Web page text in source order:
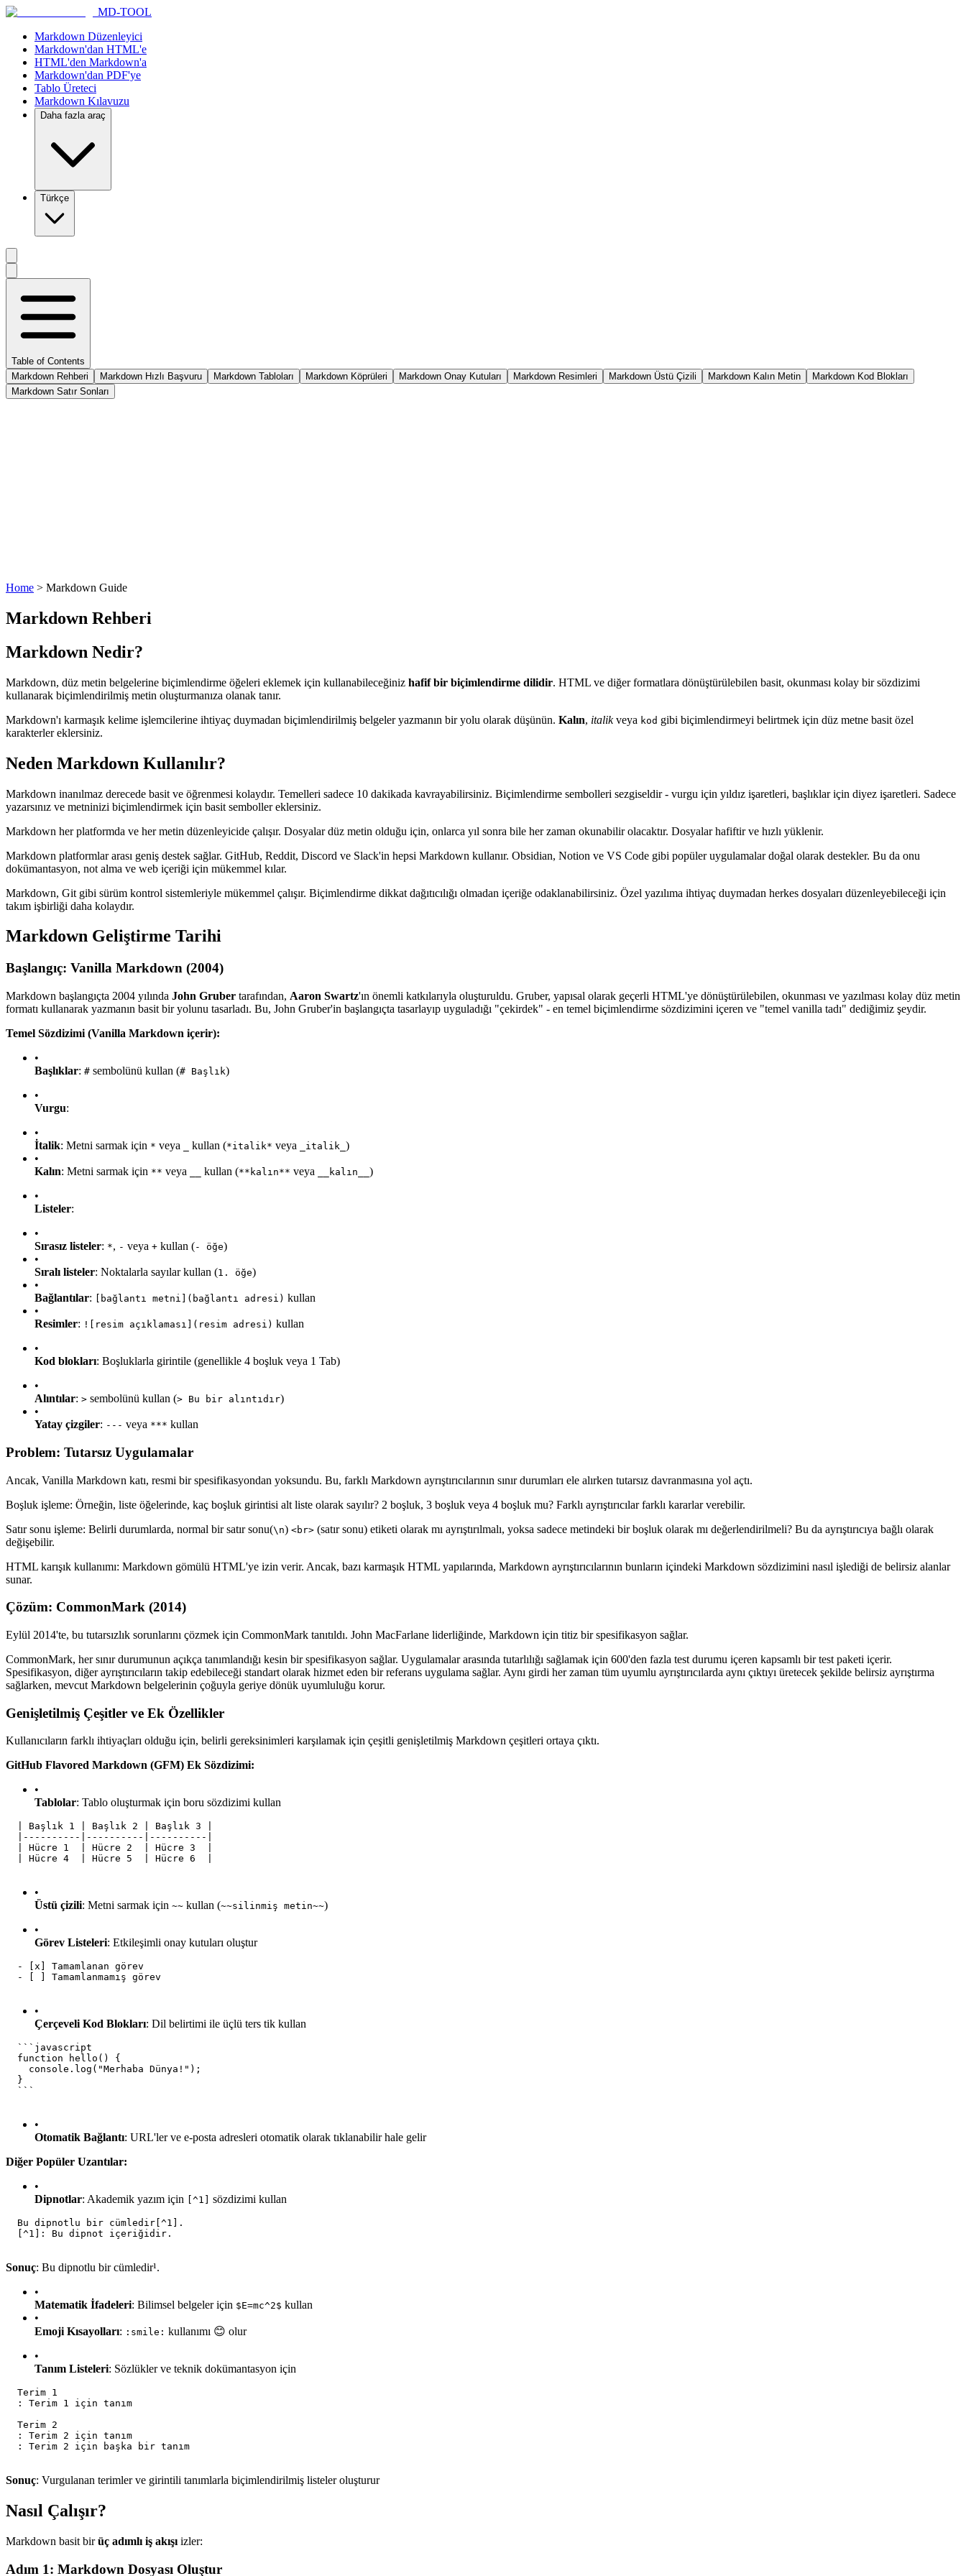
MD-TOOL
Markdown Düzenleyici
Markdown'dan HTML'e
HTML'den Markdown'a
Markdown'dan PDF'ye
Tablo Üreteci
Markdown Kılavuzu
Daha fazla araç
Türkçe
Table of Contents
Markdown Rehberi
Markdown Hızlı Başvuru Markdown Tabloları Markdown Köprüleri Markdown Onay Kutuları Markdown Resimleri Markdown Üstü Çizili Markdown Kalın Metin
Markdown Kod Blokları
Markdown Satır Sonları
Home > Markdown Guide
Markdown Rehberi
Markdown Nedir?
Markdown, düz metin belgelerine biçimlendirme öğeleri eklemek için kullanabileceğiniz hafif bir biçimlendirme dilidir. HTML ve diğer formatlara dönüştürülebilen basit, okunması kolay bir sözdizimi
kullanarak biçimlendirilmiş metin oluşturmanıza olanak tanır.
Markdown'ı karmaşık kelime işlemcilerine ihtiyaç duymadan biçimlendirilmiş belgeler yazmanın bir yolu olarak düşünün. Kalın, italikveya kod gibi biçimlendirmeyi belirtmek için düz metne basit özel
karakterler eklersiniz.
Neden Markdown Kullanılır?
Markdown inanılmaz derecede basit ve öğrenmesi kolaydır. Temelleri sadece 10 dakikada kavrayabilirsiniz. Biçimlendirme sembolleri sezgiseldir - vurgu için yıldız işaretleri, başlıklar için diyez işaretleri. Sadece
yazarsınız ve metninizi biçimlendirmek için basit semboller eklersiniz.
Markdown her platformda ve her metin düzenleyicide çalışır. Dosyalar düz metin olduğu için, onlarca yıl sonra bile her zaman okunabilir olacaktır. Dosyalar hafiftir ve hızlı yüklenir.
Markdown platformlar arası geniş destek sağlar. GitHub, Reddit, Discord ve Slack'in hepsi Markdown kullanır. Obsidian, Notion ve VS Code gibi popüler uygulamalar doğal olarak destekler. Bu da onu
dokümantasyon, not alma ve web içeriği için mükemmel kılar.
Markdown, Git gibi sürüm kontrol sistemleriyle mükemmel çalışır. Biçimlendirme dikkat dağıtıcılığı olmadan içeriğe odaklanabilirsiniz. Özel yazılıma ihtiyaç duymadan herkes dosyaları düzenleyebileceği için
takım işbirliği daha kolaydır.
Markdown Geliştirme Tarihi
Başlangıç: Vanilla Markdown (2004)
Markdown başlangıçta 2004 yılında John Gruber tarafından, Aaron Swartz'ın önemli katkılarıyla oluşturuldu. Gruber, yapısal olarak geçerli HTML'ye dönüştürülebilen, okunması ve yazılması kolay düz metin
formatı kullanarak yazmanın basit bir yolunu tasarladı. Bu, John Gruber'in başlangıçta tasarlayıp uyguladığı "çekirdek" - en temel biçimlendirme sözdizimini içeren ve "temel vanilla tadı" dediğimiz şeydir.
Temel Sözdizimi (Vanilla Markdown içerir):
•
Başlıklar: # sembolünü kullan (# Başlık)
•
Vurgu:
•
İtalik: Metni sarmak için * veya kullan (*italik* veya _italik_ )
•
Kalın: Metni sarmak için ** veya kullan (**kalın** veya __kalın__ )
•
Listeler:
•
Sırasız listeler: *, - veya + kullan (- öğe)
•
Sıralı listeler: Noktalarla sayılar kullan (1. öğe)
•
Bağlantılar: [bağlantı metni](bağlantı adresi) kullan
•
Resimler: ![resim açıklaması](resim adresi) kullan
•
Kod blokları: Boşluklarla girintile (genellikle 4 boşluk veya 1 Tab)
•
Alıntılar: > sembolünü kullan (> Bu bir alıntıdır)
•
Yatay çizgiler: --- veya *** kullan
Problem: Tutarsız Uygulamalar
Ancak, Vanilla Markdown katı, resmi bir spesifikasyondan yoksundu. Bu, farklı Markdown ayrıştırıcılarının sınır durumları ele alırken tutarsız davranmasına yol açtı.
Boşluk işleme: Örneğin, liste öğelerinde, kaç boşluk girintisi alt liste olarak sayılır? 2 boşluk, 3 boşluk veya 4 boşluk mu? Farklı ayrıştırıcılar farklı kararlar verebilir.
Satır sonu işleme: Belirli durumlarda, normal bir satır sonu(\n) <br> (satır sonu) etiketi olarak mı ayrıştırılmalı, yoksa sadece metindeki bir boşluk olarak mı değerlendirilmeli? Bu da ayrıştırıcıya bağlı olarak
değişebilir.
HTML karışık kullanımı: Markdown gömülü HTML'ye izin verir. Ancak, bazı karmaşık HTML yapılarında, Markdown ayrıştırıcılarının bunların içindeki Markdown sözdizimini nasıl işlediği de belirsiz alanlar
sunar.
Çözüm: CommonMark (2014)
Eylül 2014'te, bu tutarsızlık sorunlarını çözmek için CommonMark tanıtıldı. John MacFarlane liderliğinde, Markdown için titiz bir spesifikasyon sağlar.
CommonMark, her sınır durumunun açıkça tanımlandığı kesin bir spesifikasyon sağlar. Uygulamalar arasında tutarlılığı sağlamak için 600'den fazla test durumu içeren kapsamlı bir test paketi içerir.
Spesifikasyon, diğer ayrıştırıcıların takip edebileceği standart olarak hizmet eden bir referans uygulama sağlar. Aynı girdi her zaman tüm uyumlu ayrıştırıcılarda aynı çıktıyı üretecek şekilde belirsiz ayrıştırma
sağlarken, mevcut Markdown belgelerinin çoğuyla geriye dönük uyumluluğu korur.
Genişletilmiş Çeşitler ve Ek Özellikler
Kullanıcıların farklı ihtiyaçları olduğu için, belirli gereksinimleri karşılamak için çeşitli genişletilmiş Markdown çeşitleri ortaya çıktı.
GitHub Flavored Markdown (GFM) Ek Sözdizimi:
•
Tablolar: Tablo oluşturmak için boru sözdizimi kullan
  | Başlık 1 | Başlık 2 | Başlık 3 |
  |----------|----------|----------|
  | Hücre 1  | Hücre 2  | Hücre 3  |
  | Hücre 4  | Hücre 5  | Hücre 6  |
•
Üstü çizili: Metni sarmak için ~~ kullan (~~silinmiş metin~~)
•
Görev Listeleri: Etkileşimli onay kutuları oluştur
  - [x] Tamamlanan görev
  - [ ] Tamamlanmamış görev
•
Çerçeveli Kod Blokları: Dil belirtimi ile üçlü ters tik kullan
  ```javascript
  function hello() {
    console.log("Merhaba Dünya!");
  }
  ```
•
Otomatik Bağlantı: URL'ler ve e-posta adresleri otomatik olarak tıklanabilir hale gelir
Diğer Popüler Uzantılar:
•
Dipnotlar: Akademik yazım için [^1] sözdizimi kullan
  Bu dipnotlu bir cümledir[^1].
  [^1]: Bu dipnot içeriğidir.
Sonuç: Bu dipnotlu bir cümledir¹.
•
Matematik İfadeleri: Bilimsel belgeler için $E=mc^2$ kullan
•
Emoji Kısayolları: :smile: kullanımı 😊 olur
•
Tanım Listeleri: Sözlükler ve teknik dokümantasyon için
  Terim 1
  : Terim 1 için tanım
  Terim 2
  : Terim 2 için tanım
  : Terim 2 için başka bir tanım
Sonuç: Vurgulanan terimler ve girintili tanımlarla biçimlendirilmiş listeler oluşturur
Nasıl Çalışır?
Markdown basit birüç adımlı iş akışı izler:
Adım 1: Markdown Dosyası Oluştur